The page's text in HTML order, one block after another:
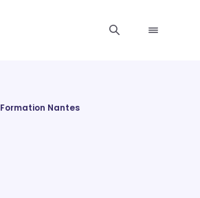
Formation Nantes